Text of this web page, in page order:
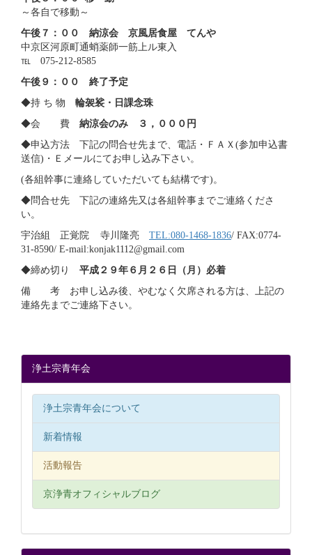
～各自で移動～
午後７：００ 納涼会 京風居食屋 てんや
中京区河原町通蛸薬師一筋上ル東入
℡ 075-212-8585
午後９：００ 終了予定
◆持 ち 物 輪袈裟・日課念珠
◆会 費 納涼会のみ ３，０００円
◆申込方法 下記の問合せ先まで、電話・ＦＡＸ(参加申込書
送信)・Ｅメールにてお申し込み下さい。
(各組幹事に連絡していただいても結構です)。
◆問合せ先 下記の連絡先又は各組幹事までご連絡くださ
い。
宇治組 正覚院 寺川隆亮 TEL:080-1468-1836/ FAX:0774-
31-8590/ E-mail:konjak1112@gmail.com
◆締め切り 平成２９年６月２６日（月）必着
備 考 お申し込み後、やむなく欠席される方は、上記の
連絡先までご連絡下さい。
浄土宗青年会
浄土宗青年会について
新着情報
活動報告
京浄青オフィシャルブログ